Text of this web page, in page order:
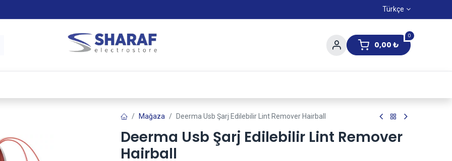
Türkçe
0
0,00 ₺
Mağaza Deerma Usb Şarj Edilebilir Lint Remover Hairball
Deerma Usb Şarj Edilebilir Lint Remover
Hairball